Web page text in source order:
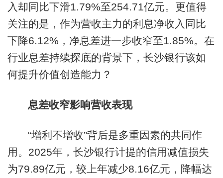
入却同比下滑1.79%至254.71亿元。更值得
关注的是，作为营收主力的利息净收入同比
下降6.12%，净息差进一步收窄至1.85%。在
行业息差持续探底的背景下，长沙银行该如
何提升价值创造能力？
息差收窄影响营收表现
“增利不增收”背后是多重因素的共同作
用。2025年，长沙银行计提的信用减值损失
为79.89亿元，较上年减少8.16亿元，降幅达